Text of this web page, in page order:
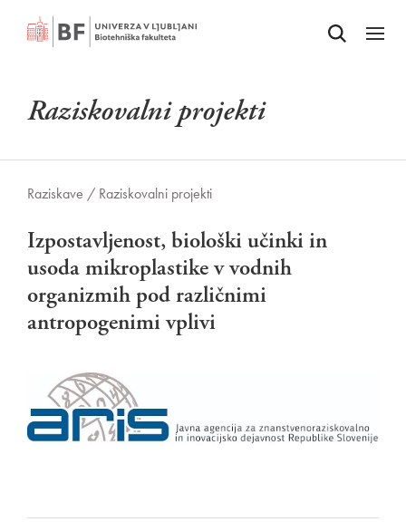
Odpri iskalnik
Odpri
Raziskovalni projekti
Raziskave / Raziskovalni projekti
Izpostavljenost, biološki učinki in
usoda mikroplastike v vodnih
organizmih pod različnimi
antropogenimi vplivi